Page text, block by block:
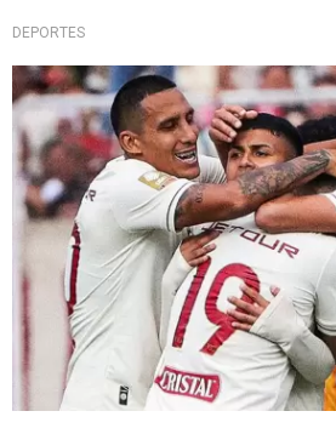
DEPORTES
¡Celébralo, crema!